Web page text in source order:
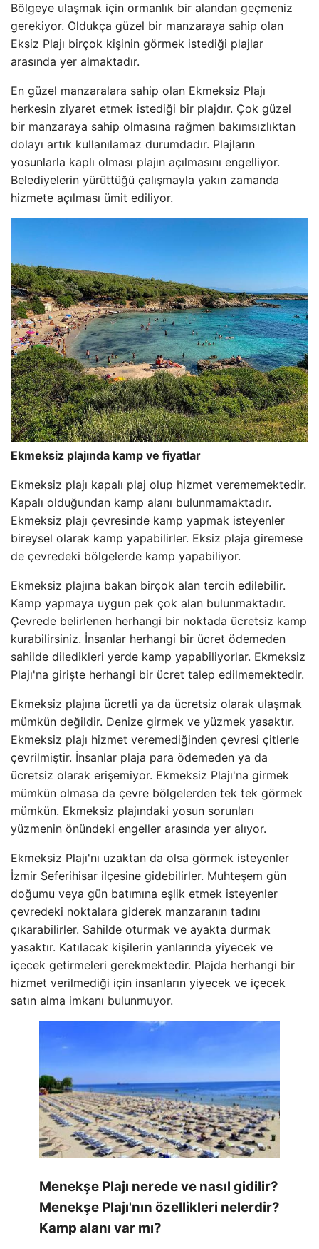
Bölgeye ulaşmak için ormanlık bir alandan geçmeniz
gerekiyor. Oldukça güzel bir manzaraya sahip olan
Eksiz Plajı birçok kişinin görmek istediği plajlar
arasında yer almaktadır.
En güzel manzaralara sahip olan Ekmeksiz Plajı
herkesin ziyaret etmek istediği bir plajdır. Çok güzel
bir manzaraya sahip olmasına rağmen bakımsızlıktan
dolayı artık kullanılamaz durumdadır. Plajların
yosunlarla kaplı olması plajın açılmasını engelliyor.
Belediyelerin yürüttüğü çalışmayla yakın zamanda
hizmete açılması ümit ediliyor.
Ekmeksiz plajında ​​kamp ve fiyatlar
Ekmeksiz plajı kapalı plaj olup hizmet verememektedir.
Kapalı olduğundan kamp alanı bulunmamaktadır.
Ekmeksiz plajı çevresinde kamp yapmak isteyenler
bireysel olarak kamp yapabilirler. Eksiz plaja giremese
de çevredeki bölgelerde kamp yapabiliyor.
Ekmeksiz plajına bakan birçok alan tercih edilebilir.
Kamp yapmaya uygun pek çok alan bulunmaktadır.
Çevrede belirlenen herhangi bir noktada ücretsiz kamp
kurabilirsiniz. İnsanlar herhangi bir ücret ödemeden
sahilde diledikleri yerde kamp yapabiliyorlar. Ekmeksiz
Plajı'na girişte herhangi bir ücret talep edilmemektedir.
Ekmeksiz plajına ücretli ya da ücretsiz olarak ulaşmak
mümkün değildir. Denize girmek ve yüzmek yasaktır.
Ekmeksiz plajı hizmet veremediğinden çevresi çitlerle
çevrilmiştir. İnsanlar plaja para ödemeden ya da
ücretsiz olarak erişemiyor. Ekmeksiz Plajı'na girmek
mümkün olmasa da çevre bölgelerden tek tek görmek
mümkün. Ekmeksiz plajındaki yosun sorunları
yüzmenin önündeki engeller arasında yer alıyor.
Ekmeksiz Plajı'nı uzaktan da olsa görmek isteyenler
İzmir Seferihisar ilçesine gidebilirler. Muhteşem gün
doğumu veya gün batımına eşlik etmek isteyenler
çevredeki noktalara giderek manzaranın tadını
çıkarabilirler. Sahilde oturmak ve ayakta durmak
yasaktır. Katılacak kişilerin yanlarında yiyecek ve
içecek getirmeleri gerekmektedir. Plajda herhangi bir
hizmet verilmediği için insanların yiyecek ve içecek
satın alma imkanı bulunmuyor.
Menekşe Plajı nerede ve nasıl gidilir?
Menekşe Plajı'nın özellikleri nelerdir?
Kamp alanı var mı?